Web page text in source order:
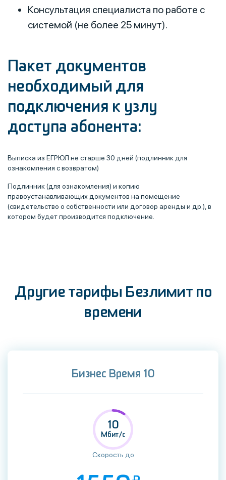
Консультация специалиста по работе с
системой (не более 25 минут).
Пакет документов
необходимый для
подключения к узлу
доступа абонента:
Выписка из ЕГРЮЛ не старше 30 дней (подлинник для
ознакомления с возвратом)
Подлинник (для ознакомления) и копию
правоустанавливающих документов на помещение
(свидетельство о собственности или договор аренды и др.), в
котором будет производится подключение.
Другие тарифы Безлимит по
времени
Бизнес Время 10
10
Мбит/c
Скорость до